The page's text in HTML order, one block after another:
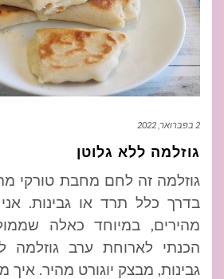
2 בפברואר, 2022
גוזלמה ללא גלוטן
גוזלמה זה לחם מחבת טורקי
בדרך כלל תרד או גבינות.
מהירים, במיוחד כאלה
הכנתי לארוחת ערב גוזלמה
גבינות, מבצק יוגורט מהיר. איך